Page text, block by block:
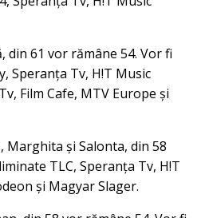
din 61 vor rămâne 54. Vor fi
Speranța Tv, H!T Music
Film Cafe, MTV Europe și
Marghita și Salonta, din 58
TLC, Speranța Tv, H!T
și Magyar Slager.